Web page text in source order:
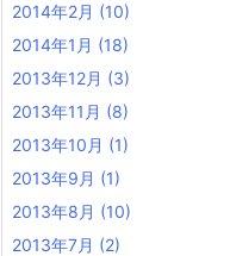
2014年2月 (10)
2014年1月 (18)
2013年12月 (3)
2013年11月 (8)
2013年10月 (1)
2013年9月 (1)
2013年8月 (10)
2013年7月 (2)